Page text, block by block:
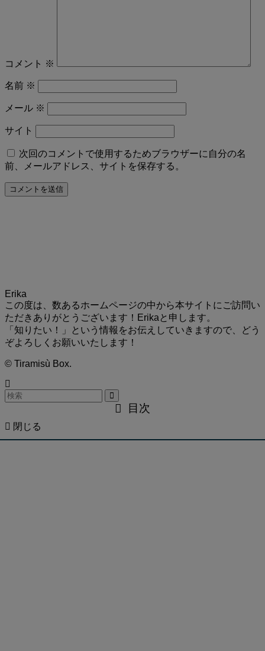
コメント ※
名前 ※
メール ※
サイト
次回のコメントで使用するためブラウザーに自分の名
前、メールアドレス、サイトを保存する。
Erika
この度は、数あるホームページの中から本サイトにご訪問い
ただきありがとうございます！Erikaと申します。
「知りたい！」という情報をお伝えしていきますので、どう
ぞよろしくお願いいたします！
© Tiramisù Box.
目次
閉じる